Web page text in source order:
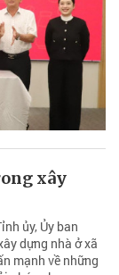
xây
ủy, Ủy ban
dựng nhà ở xã
mạnh về những